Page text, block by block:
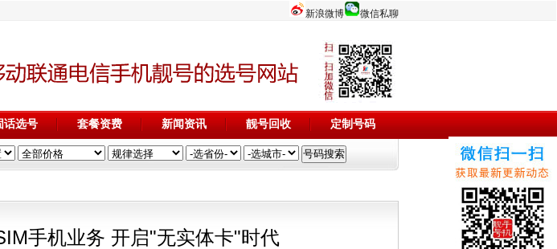
新浪微博 微信私聊
话选号 套餐资费 新闻资讯 靓号回收 定制号码
手机业务 开启"无实体卡"时代